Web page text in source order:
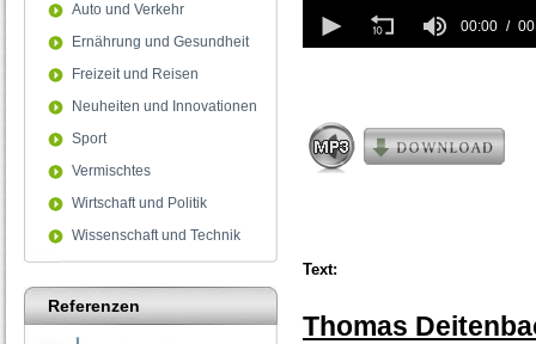
Auto und Verkehr
Ernährung und Gesundheit
Freizeit und Reisen
Neuheiten und Innovationen
Sport
Vermischtes
Wirtschaft und Politik
Wissenschaft und Technik
Referenzen
seconds
of
00:00
Text:
Thomas